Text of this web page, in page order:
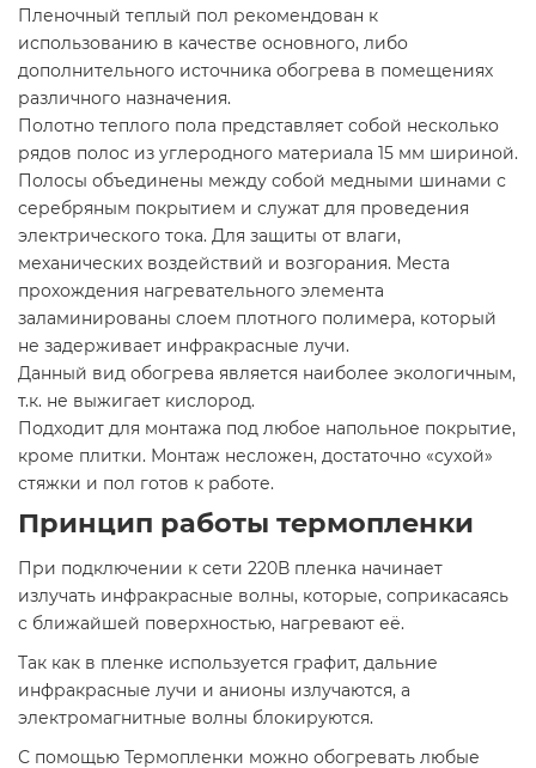
Пленочный теплый пол рекомендован к
использованию в качестве основного, либо
дополнительного источника обогрева в помещениях
различного назначения.
Полотно теплого пола представляет собой несколько
рядов полос из углеродного материала 15 мм шириной.
Полосы объединены между собой медными шинами с
серебряным покрытием и служат для проведения
электрического тока. Для защиты от влаги,
механических воздействий и возгорания. Места
прохождения нагревательного элемента
заламинированы слоем плотного полимера, который
не задерживает инфракрасные лучи.
Данный вид обогрева является наиболее экологичным,
т.к. не выжигает кислород.
Подходит для монтажа под любое напольное покрытие,
кроме плитки. Монтаж несложен, достаточно «сухой»
стяжки и пол готов к работе.
Принцип работы термопленки
При подключении к сети 220В пленка начинает
излучать инфракрасные волны, которые, соприкасаясь
с ближайшей поверхностью, нагревают её.
Так как в пленке используется графит, дальние
инфракрасные лучи и анионы излучаются, а
электромагнитные волны блокируются.
С помощью Термопленки можно обогревать любые